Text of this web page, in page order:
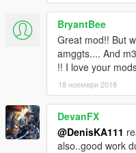
BryantBee
Great mod!! But
amggts.... And
!! I love your
18 ноември 2018
DevanFX
@DenisKA111
also..good work